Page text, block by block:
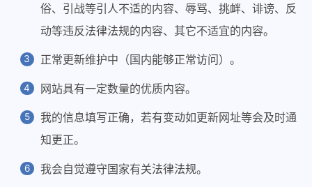
俗、引战等引人不适的内容、辱骂、挑衅、诽谤、反
动等违反法律法规的内容、其它不适宜的内容。
正常更新维护中（国内能够正常访问）。
网站具有一定数量的优质内容。
我的信息填写正确，若有变动如更新网址等会及时通
知更正。
我会自觉遵守国家有关法律法规。